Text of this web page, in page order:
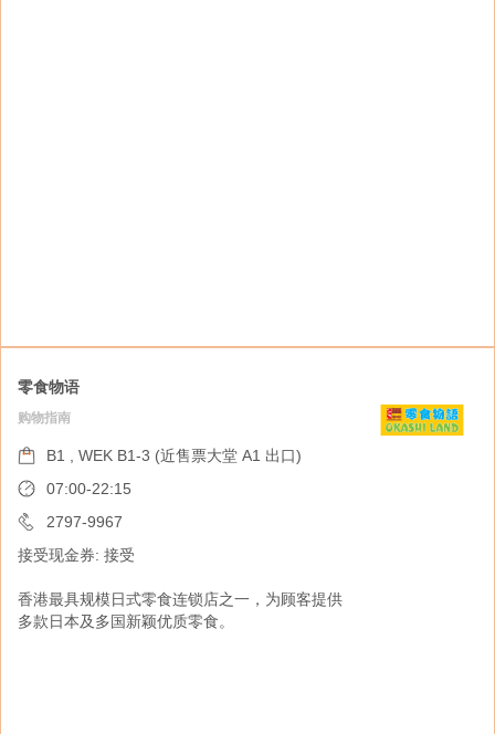
万宁
健康美容
B1 , WEK B1-2 (近售票大堂 A1 出口)
08:30-20:30
2791-2077
接受现金券: 接受
万宁一直「以客为先」，提供全面的优质产品及
零食物语
购物指南
B1 , WEK B1-3 (近售票大堂 A1 出口)
07:00-22:15
2797-9967
接受现金券: 接受
香港最具规模日式零食连锁店之一，为顾客提供
多款日本及多国新颖优质零食。